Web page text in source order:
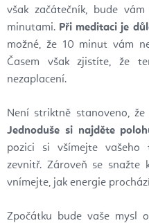
však začátečník, bude
minutami. Při meditaci je
možné, že 10 minut vám
Časem však zjistíte, že
nezaplacení.
Není striktně stanoveno,
Jednoduše si najděte
pozici si všímejte vašeho
zevnitř. Zároveň se snažte
vnímejte, jak energie
Zpočátku bude vaše mysl